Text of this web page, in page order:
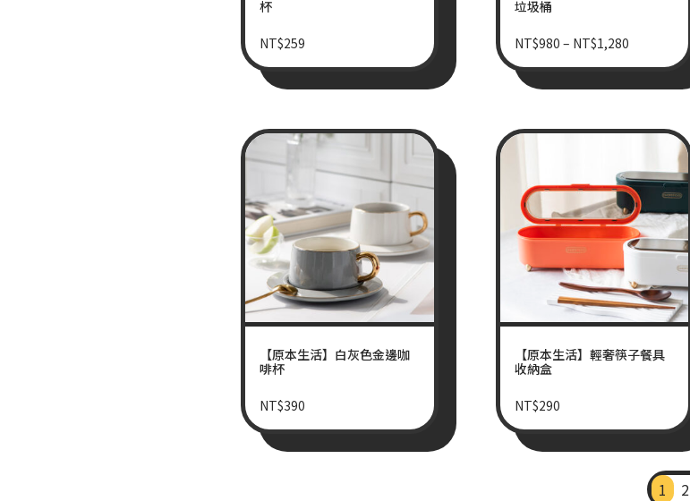
杯
NT$259
垃圾桶
NT$980 – NT$1,280
【原本生活】白灰色金邊咖
啡杯
NT$390
【原本生活】輕奢筷子餐具
收納盒
NT$290
1 2